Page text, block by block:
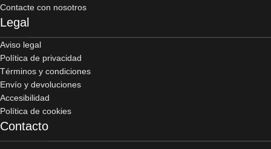
Contacte con nosotros
Legal
Aviso legal
Política de privacidad
Términos y condiciones
Envío y devoluciones
Accesibilidad
Política de cookies
Contacto